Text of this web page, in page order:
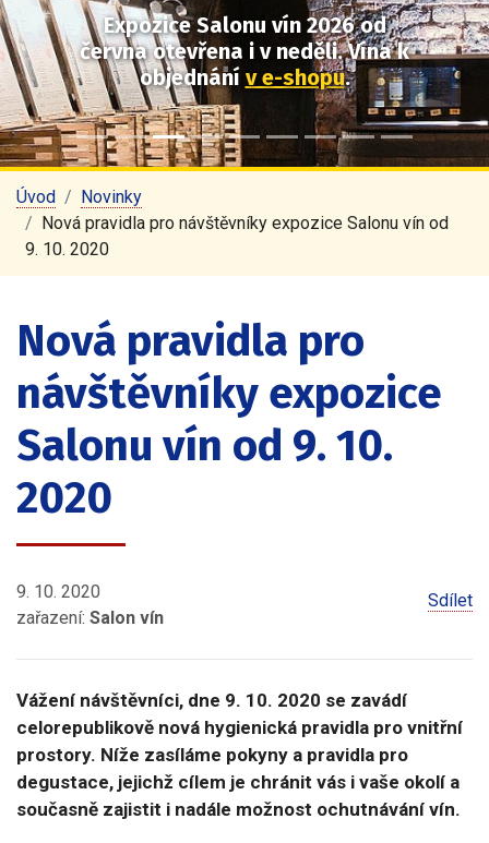
Expozice Salonu vín 2026od
června otevřena i v neděli.Vína k
objednání v e-shopu.
Úvod
Novinky
Nová pravidla pro návštěvníky expozice Salonu vín od
9. 10. 2020
Nová pravidla pro
návštěvníky expozice
Salonu vín od 9. 10.
2020
9. 10. 2020
zařazení: Salon vín
Sdílet
Vážení návštěvníci, dne 9. 10. 2020 se zavádí
celorepublikově nová hygienická pravidla pro vnitřní
prostory. Níže zasíláme pokyny a pravidla pro
degustace, jejichž cílem je chránit vás i vaše okolí a
současně zajistit i nadále možnost ochutnávání vín.